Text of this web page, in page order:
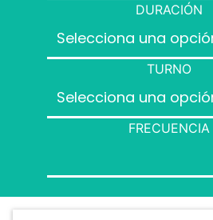
DURACIÓN
TURNO
FRECUENCIA